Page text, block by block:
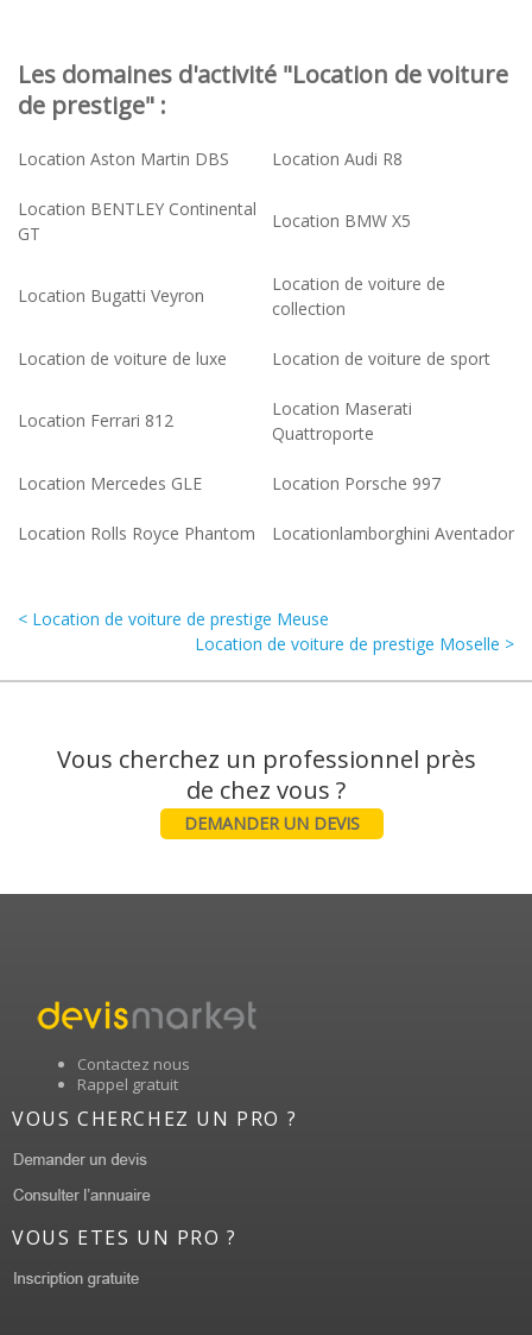
Les domaines d'activité "Location de voiture
de prestige" :
Location Aston Martin DBS Location Audi R8
Location BENTLEY Continental
GT
Location BMW X5
Location Bugatti Veyron
Location de voiture de
collection
Location de voiture de luxe Location de voiture de sport
Location Ferrari 812
Location Maserati
Quattroporte
Location Mercedes GLE Location Porsche 997
Location Rolls Royce Phantom Locationlamborghini Aventador
< Location de voiture de prestige Meuse
Location de voiture de prestige Moselle >
Vous cherchez un professionnel près
DEMANDER UN DEVIS
Contactez nous
Rappel gratuit
VOUS CHERCHEZ UN PRO ?
VOUS ETES UN PRO ?